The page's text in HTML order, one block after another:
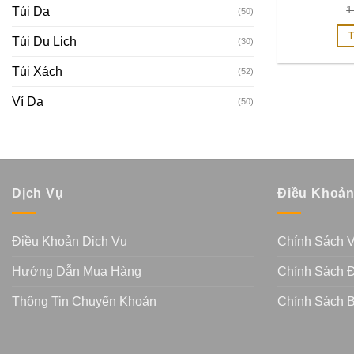
Túi Da (50)
Túi Du Lịch (30)
Túi Xách (52)
Ví Da (50)
Dịch Vụ
Điều Khoản Dịch Vụ
Hướng Dẫn Mua Hàng
Thông Tin Chuyển Khoản
Điều Khoản
Chính Sách
Chính Sách
Chính Sách